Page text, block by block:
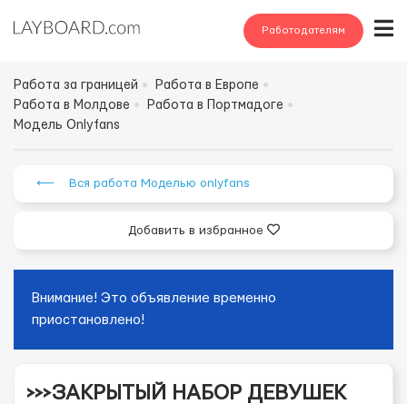
Работодателям
Работа за границей
Работа в Европе
Работа в Молдове
Работа в Портмадоге
Модель Onlyfans
⟵ Вся работа Моделью onlyfans
Добавить в избранное
Внимание! Это объявление временно
приостановлено!
>>>ЗАКРЫТЫЙ НАБОР ДЕВУШЕК